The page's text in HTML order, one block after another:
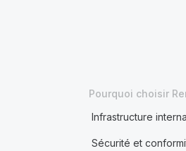
Pourquoi choisir
Infrastructure
Sécurité et